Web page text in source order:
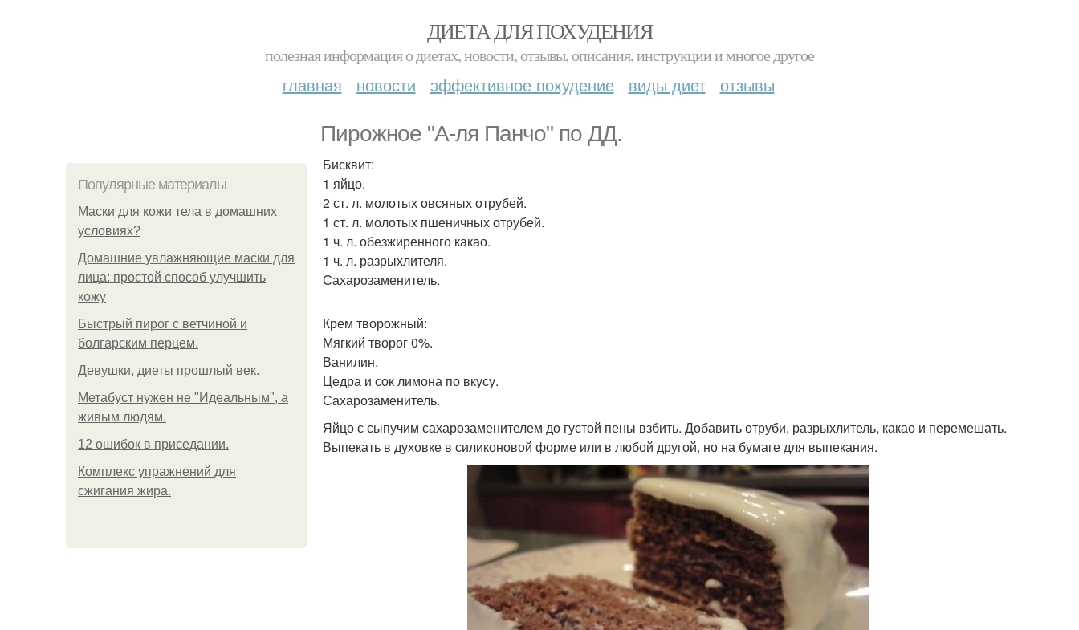
ДИЕТА ДЛЯ ПОХУДЕНИЯ
полезная информация о диетах, новости, отзывы, описания, инструкции и многое другое
главная новости эффективное похудение виды диет отзывы
Пирожное "А-ля Панчо" по ДД.
Популярные материалы
Маски для кожи тела в домашних
условиях?
Домашние увлажняющие маски для
лица: простой способ улучшить
кожу
Быстрый пирог с ветчиной и
болгарским перцем.
Девушки, диеты прошлый век.
Метабуст нужен не "Идеальным", а
живым людям.
12 ошибок в приседании.
Комплекс упражнений для
сжигания жира.
Бисквит:
1 яйцо.
2 ст. л. молотых овсяных отрубей.
1 ст. л. молотых пшеничных отрубей.
1 ч. л. обезжиренного какао.
1 ч. л. разрыхлителя.
Сахарозаменитель.
Крем творожный:
Мягкий творог 0%.
Ванилин.
Цедра и сок лимона по вкусу.
Сахарозаменитель.
Яйцо с сыпучим сахарозаменителем до густой пены взбить. Добавить отруби, разрыхлитель, какао и перемешать.
Выпекать в духовке в силиконовой форме или в любой другой, но на бумаге для выпекания.